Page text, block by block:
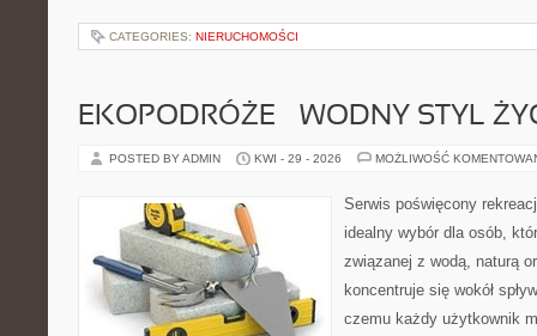
CATEGORIES: NIERUCHOMOŚCI
EKOPODRÓŻE – WODNY STYL
POSTED BY ADMIN KWI - 29 - 2026 MOŻLIWOŚĆ
Serwis poświęcony
idealny wybór dla osób,
związanej z wodą, naturą
koncentruje się wokół
czemu każdy użytkownik